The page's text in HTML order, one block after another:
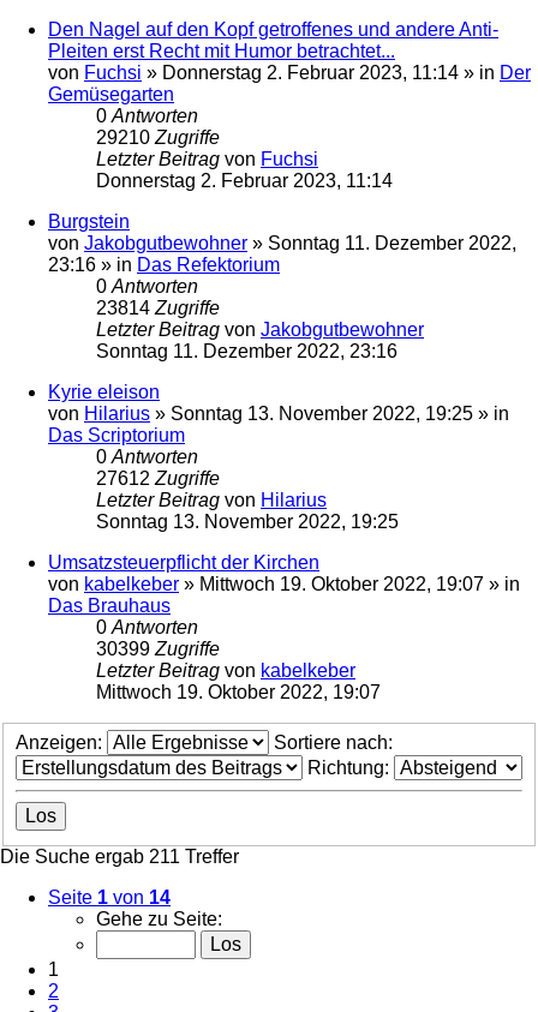
Den Nagel auf den Kopf getroffenes und andere Anti-
Pleiten erst Recht mit Humor betrachtet...
von Fuchsi » Donnerstag 2. Februar 2023, 11:14 » in Der
Gemüsegarten
0 Antworten
29210 Zugriffe
Letzter Beitrag von Fuchsi
Donnerstag 2. Februar 2023, 11:14
Burgstein
von Jakobgutbewohner » Sonntag 11. Dezember 2022,
23:16 » in Das Refektorium
0 Antworten
23814 Zugriffe
Letzter Beitrag von Jakobgutbewohner
Sonntag 11. Dezember 2022, 23:16
Kyrie eleison
von Hilarius » Sonntag 13. November 2022, 19:25 » in
Das Scriptorium
0 Antworten
27612 Zugriffe
Letzter Beitrag von Hilarius
Sonntag 13. November 2022, 19:25
Umsatzsteuerpflicht der Kirchen
von kabelkeber » Mittwoch 19. Oktober 2022, 19:07 » in
Das Brauhaus
0 Antworten
30399 Zugriffe
Letzter Beitrag von kabelkeber
Mittwoch 19. Oktober 2022, 19:07
Anzeigen:
Sortiere nach:
Richtung:
Die Suche ergab 211 Treffer
Seite 1 von 14
Gehe zu Seite:
1
2